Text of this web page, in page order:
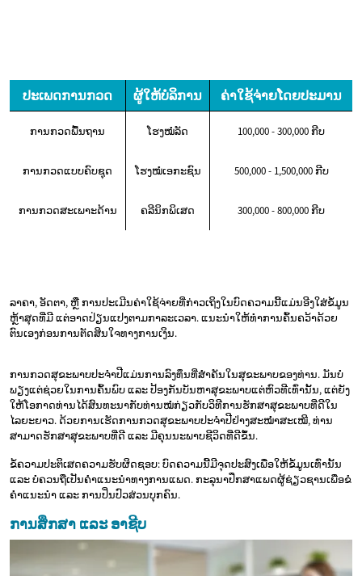
ປະເພດການກວດ ຜູ້ໃຫ້ບໍລິການ ຄ່າໃຊ້ຈ່າຍໂດຍປະມານ
ການກວດພື້ນຖານ ໂຮງໝໍລັດ 100,000 - 300,000 ກີບ
ການກວດແບບຄົບຊຸດ ໂຮງໝໍເອກະຊົນ 500,000 - 1,500,000 ກີບ
ການກວດສະເພາະດ້ານ ຄລີນິກພິເສດ 300,000 - 800,000 ກີບ
ລາຄາ, ອັດຕາ, ຫຼື ການປະເມີນຄ່າໃຊ້ຈ່າຍທີ່ກ່າວເຖິງໃນບົດຄວາມນີ້ແມ່ນອີງໃສ່ຂໍ້ມູນ
ຫຼ້າສຸດທີ່ມີ ແຕ່ອາດປ່ຽນແປງຕາມກາລະເວລາ. ແນະນຳໃຫ້ທຳການຄົ້ນຄວ້າດ້ວຍ
ຕົນເອງກ່ອນການຕັດສິນໃຈທາງການເງິນ.
ການກວດສຸຂະພາບປະຈຳປີແມ່ນການລົງທຶນທີ່ສຳຄັນໃນສຸຂະພາບຂອງທ່ານ. ມັນບໍ່
ພຽງແຕ່ຊ່ວຍໃນການຄົ້ນພົບ ແລະ ປ້ອງກັນບັນຫາສຸຂະພາບແຕ່ຫົວທີເທົ່ານັ້ນ, ແຕ່ຍັງ
ໃຫ້ໂອກາດທ່ານໄດ້ສົນທະນາກັບທ່ານໝໍກ່ຽວກັບວິທີການຮັກສາສຸຂະພາບທີ່ດີໃນ
ໄລຍະຍາວ. ດ້ວຍການເຮັດການກວດສຸຂະພາບປະຈຳປີຢ່າງສະໝ່ຳສະເໝີ, ທ່ານ
ສາມາດຮັກສາສຸຂະພາບທີ່ດີ ແລະ ມີຄຸນນະພາບຊີວິດທີ່ດີຂຶ້ນ.
ຂໍ້ຄວາມປະຕິເສດຄວາມຮັບຜິດຊອບ: ບົດຄວາມນີ້ມີຈຸດປະສົງເພື່ອໃຫ້ຂໍ້ມູນເທົ່ານັ້ນ
ແລະ ບໍ່ຄວນຖືເປັນຄຳແນະນຳທາງການແພດ. ກະລຸນາປຶກສາແພດຜູ້ຊ່ຽວຊານເພື່ອຂໍ
ຄຳແນະນຳ ແລະ ການປິ່ນປົວສ່ວນບຸກຄົນ.
ການສຶກສາ ແລະ ອາຊີບ